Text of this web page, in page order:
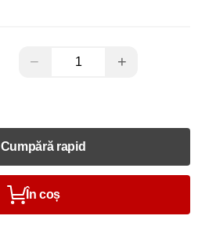
− +
Cumpără rapid
În coș